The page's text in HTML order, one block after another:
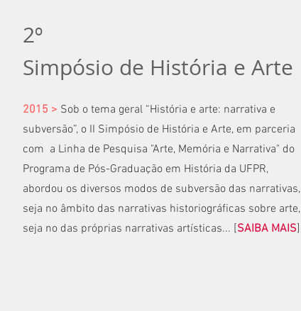
2º
Simpósio de História e Arte
2015 > Sob o tema geral “História e arte: narrativa e
subversão”, o II Simpósio de História e Arte, em parceria
com a Linha de Pesquisa "Arte, Memória e Narrativa" do
Programa de Pós-Graduação em História da UFPR,
abordou os diversos modos de subversão das narrativas,
seja no âmbito das narrativas historiográficas sobre arte,
seja no das próprias narrativas artísticas... [SAIBA MAIS]